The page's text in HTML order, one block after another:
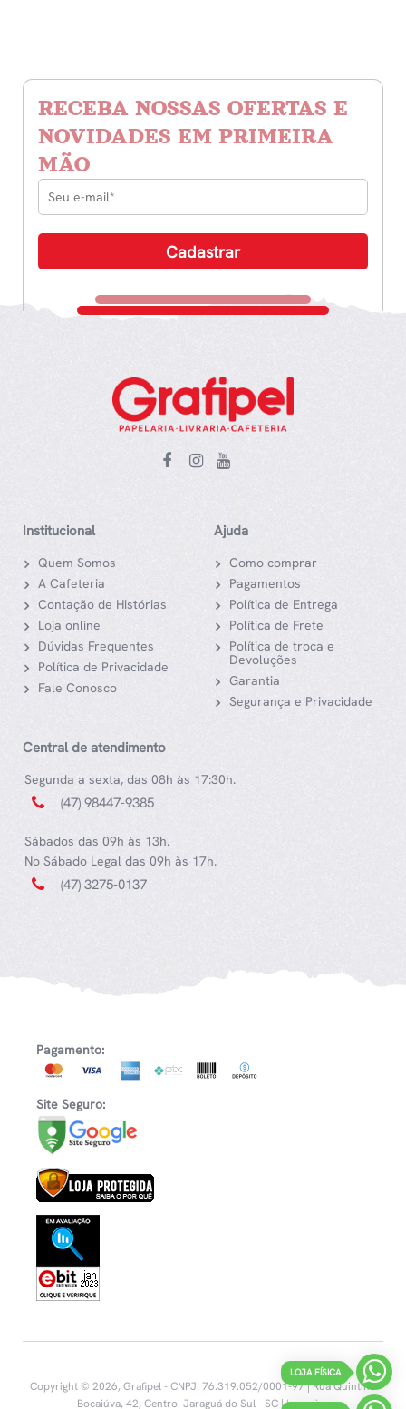
RECEBA NOSSAS OFERTAS E
NOVIDADES EM PRIMEIRA
MÃO
Institucional
Quem Somos
A Cafeteria
Contação de Histórias
Loja online
Dúvidas Frequentes
Política de Privacidade
Fale Conosco
Ajuda
Como comprar
Pagamentos
Política de Entrega
Política de Frete
Política de troca e
Devoluções
Garantia
Segurança e Privacidade
Central de atendimento
Segunda a sexta, das 08h às 17:30h.
(47) 98447-9385
Sábados das 09h às 13h.
No Sábado Legal das 09h às 17h.
(47) 3275-0137
Pagamento:
Site Seguro:
Copyright © 2026, Grafipel - CNPJ: 76.319.052/0001-97 | Rua Quintino
Bocaiúva, 42, Centro. Jaraguá do Sul - SC |Inovalize
LOJA FÍSICA